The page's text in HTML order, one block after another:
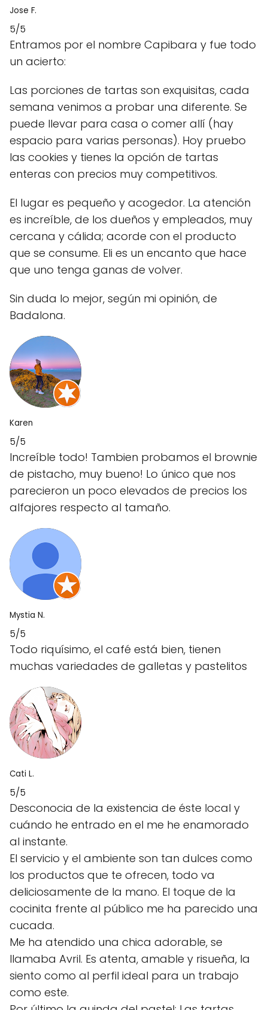
Jose F.
5/5
Entramos por el nombre Capibara y fue todo
un acierto:
Las porciones de tartas son exquisitas, cada
semana venimos a probar una diferente. Se
puede llevar para casa o comer allí (hay
espacio para varias personas). Hoy pruebo
las cookies y tienes la opción de tartas
enteras con precios muy competitivos.
El lugar es pequeño y acogedor. La atención
es increíble, de los dueños y empleados, muy
cercana y cálida; acorde con el producto
que se consume. Eli es un encanto que hace
que uno tenga ganas de volver.
Sin duda lo mejor, según mi opinión, de
Badalona.
Karen
5/5
Increíble todo! Tambien probamos el brownie
de pistacho, muy bueno! Lo único que nos
parecieron un poco elevados de precios los
alfajores respecto al tamaño.
Mystia N.
5/5
Todo riquísimo, el café está bien, tienen
muchas variedades de galletas y pastelitos
Cati L.
5/5
Desconocia de la existencia de éste local y
cuándo he entrado en el me he enamorado
al instante.
El servicio y el ambiente son tan dulces como
los productos que te ofrecen, todo va
deliciosamente de la mano. El toque de la
cocinita frente al público me ha parecido una
cucada.
Me ha atendido una chica adorable, se
llamaba Avril. Es atenta, amable y risueña, la
siento como al perfil ideal para un trabajo
como este.